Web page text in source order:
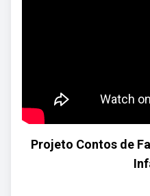
Projeto Contos de